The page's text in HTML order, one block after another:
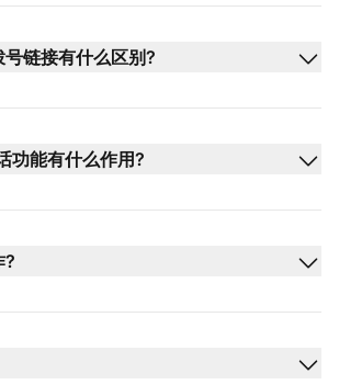
链接有什么区别?
功能有什么作用?
?